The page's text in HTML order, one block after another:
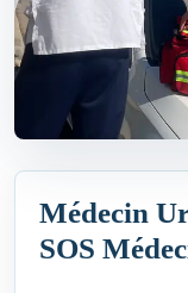
Médecin
SOS